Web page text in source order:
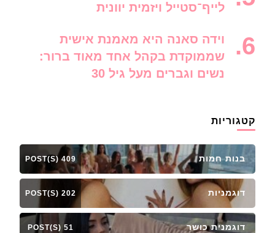
לייף־סטייל ויזמית יוונית
וידה סאנה היא מאמנת אישית
שממוקדת בקהל אחד מאוד ברור:
נשים וגברים מעל גיל 30
קטגוריות
בנות חמות 409 POST(S)
דוגמניות 202 POST(S)
דוגמנית כושר 51 POST(S)